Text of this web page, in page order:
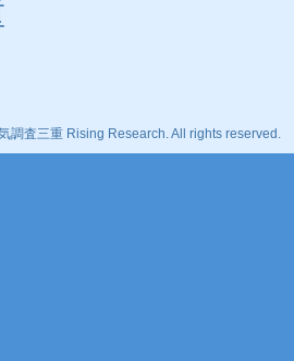
調査三重 Rising Research. All rights reserved.